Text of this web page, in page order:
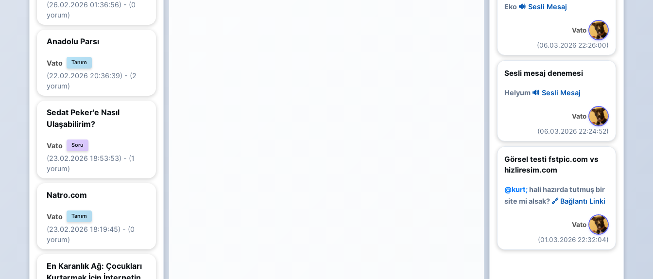
(26.02.2026 01:36:56) - (0
yorum)
Anadolu Parsı
Vato Tanım
(22.02.2026 20:36:39) - (2
yorum)
Sedat Peker'e Nasıl
Ulaşabilirim?
Vato Soru
(23.02.2026 18:53:53) - (1
yorum)
Natro.com
Vato Tanım
(23.02.2026 18:19:45) - (0
yorum)
En Karanlık Ağ: Çocukları
Eko 🔊 Sesli Mesaj
Vato
(06.03.2026 22:26:00)
Sesli mesaj denemesi
Helyum 🔊 Sesli Mesaj
Vato
(06.03.2026 22:24:52)
Görsel testi fstpic.com vs
hizliresim.com
@kurt; hali hazırda tutmuş bir
site mi alsak?🔗 Bağlantı Linki
Vato
(01.03.2026 22:32:04)